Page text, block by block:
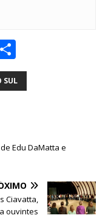
h
ar
SUL
Edu DaMatta e
Ciavatta,
ouvintes